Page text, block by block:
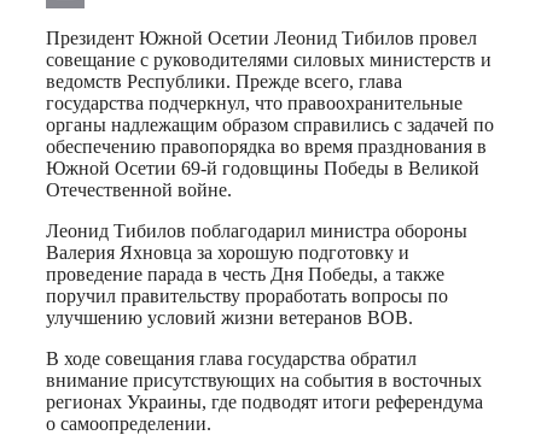
Print
Президент Южной Осетии Леонид Тибилов провел
совещание с руководителями силовых министерств и
ведомств Республики. Прежде всего, глава
государства подчеркнул, что правоохранительные
органы надлежащим образом справились с задачей по
обеспечению правопорядка во время празднования в
Южной Осетии 69-й годовщины Победы в Великой
Отечественной войне.
Леонид Тибилов поблагодарил министра обороны
Валерия Яхновца за хорошую подготовку и
проведение парада в честь Дня Победы, а также
поручил правительству проработать вопросы по
улучшению условий жизни ветеранов ВОВ.
В ходе совещания глава государства обратил
внимание присутствующих на события в восточных
регионах Украины, где подводят итоги референдума
о самоопределении.